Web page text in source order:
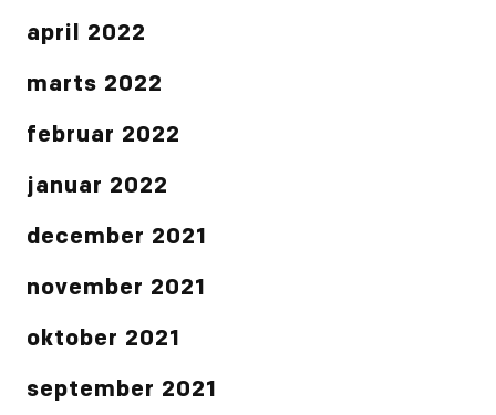
april 2022
marts 2022
februar 2022
januar 2022
december 2021
november 2021
oktober 2021
september 2021